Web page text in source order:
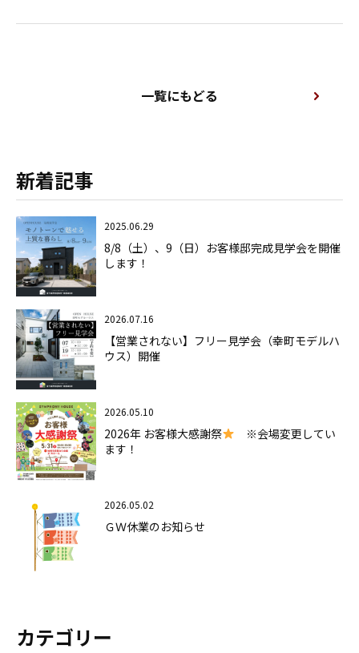
一覧にもどる
新着記事
2025.06.29
8/8（土）、9（日）お客様邸完成見学会を開催
します！
2026.07.16
【営業されない】フリー見学会（幸町モデルハ
ウス）開催
2026.05.10
2026年 お客様大感謝祭
※会場変更してい
ます！
2026.05.02
ＧＷ休業のお知らせ
カテゴリー